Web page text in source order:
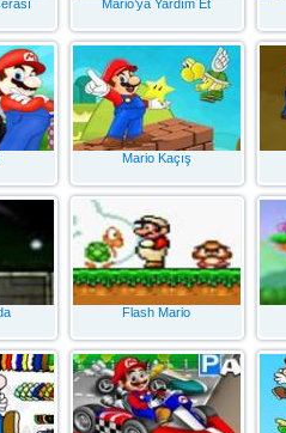
Mario’ya Yardım Et
Mario Kaçış
Flash Mario